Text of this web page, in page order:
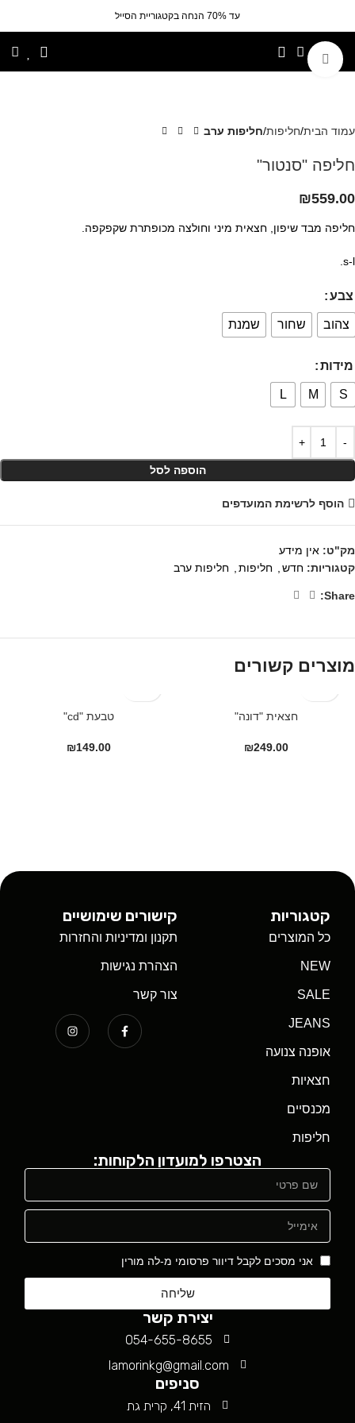
עד 70% הנחה בקטגוריית הסייל
לחצי להגדלה
עמוד הבית חליפות חליפות ערב
חליפה "סנטור"
₪559.00
חליפה מבד שיפון, חצאית מיני וחולצה מכופתרת שקפקפה.
s-l.
צבע
צהוב שחור שמנת
מידות
S
M
L
הוספה לסל
הוסף לרשימת המועדפים
מק"ט: אין מידע
קטגוריות: חדש חליפות חליפות ערב
Share:
מוצרים קשורים
חצאית "דונה"
₪249.00
טבעת "cd"
₪149.00
קטגוריות
כל המוצרים
NEW
SALE
JEANS
אופנה צנועה
חצאיות
מכנסיים
חליפות
קישורים שימושיים
תקנון ומדיניות והחזרות
הצהרת נגישות
צור קשר
הצטרפו למועדון הלקוחות:
אני מסכים לקבל דיוור פרסומי מ-לה מורין
שליחה
יצירת קשר
054-655-8655
lamorinkg@gmail.com
סניפים
הזית 41, קרית גת